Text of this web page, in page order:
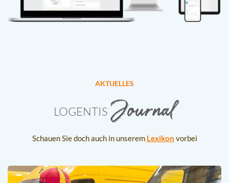
AKTUELLES
LOGENTIS Journal
Schauen Sie doch auch in unserem Lexikon vorbei